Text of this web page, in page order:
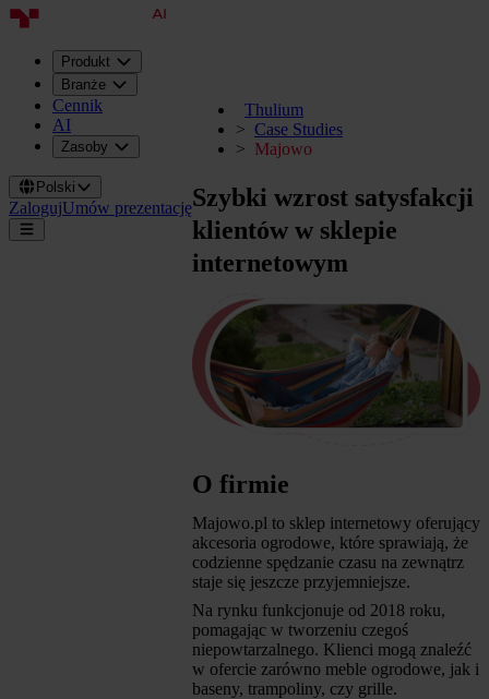
Produkt
Branże
Cennik
AI
Zasoby
Polski
ZalogujUmów prezentację
Thulium
Case Studies
Majowo
Szybki wzrost satysfakcji
klientów w sklepie
internetowym
O firmie
Majowo.pl to sklep internetowy oferujący
akcesoria ogrodowe, które sprawiają, że
codzienne spędzanie czasu na zewnątrz
staje się jeszcze przyjemniejsze.
Na rynku funkcjonuje od 2018 roku,
pomagając w tworzeniu czegoś
niepowtarzalnego. Klienci mogą znaleźć
w ofercie zarówno meble ogrodowe, jak i
baseny, trampoliny, czy grille.